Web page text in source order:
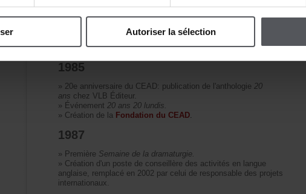
Autoriserlasélection
présents.
»Créationdu centrededocumentation.
1985
»20eanniversaireduCEAD:publicationdel'anthologie 20
ans chezVLBÉditeur.
»Événement 20ans20lundis.
»Créationdela FondationduCEAD.
1987
» Première Semainedeladramaturgie.
» Créationd'unpostedeconseillèredesactivitésenlangue
anglaise,remplacéen2002parceluideresponsabledesprojets
internationaux.